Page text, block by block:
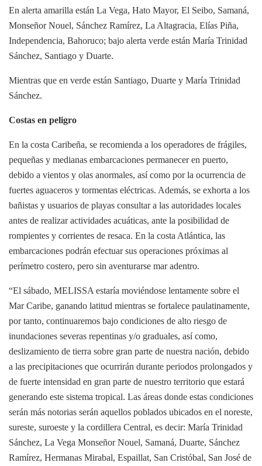
En alerta amarilla están La Vega, Hato Mayor, El Seibo, Samaná,
Monseñor Nouel, Sánchez Ramírez, La Altagracia, Elías Piña,
Independencia, Bahoruco; bajo alerta verde están María Trinidad
Sánchez, Santiago y Duarte.
Mientras que en verde están Santiago, Duarte y María Trinidad
Sánchez.
Costas en peligro
En la costa Caribeña, se recomienda a los operadores de frágiles,
pequeñas y medianas embarcaciones permanecer en puerto,
debido a vientos y olas anormales, así como por la ocurrencia de
fuertes aguaceros y tormentas eléctricas. Además, se exhorta a los
bañistas y usuarios de playas consultar a las autoridades locales
antes de realizar actividades acuáticas, ante la posibilidad de
rompientes y corrientes de resaca. En la costa Atlántica, las
embarcaciones podrán efectuar sus operaciones próximas al
perímetro costero, pero sin aventurarse mar adentro.
“El sábado, MELISSA estaría moviéndose lentamente sobre el
Mar Caribe, ganando latitud mientras se fortalece paulatinamente,
por tanto, continuaremos bajo condiciones de alto riesgo de
inundaciones severas repentinas y/o graduales, así como,
deslizamiento de tierra sobre gran parte de nuestra nación, debido
a las precipitaciones que ocurrirán durante periodos prolongados y
de fuerte intensidad en gran parte de nuestro territorio que estará
generando este sistema tropical. Las áreas donde estas condiciones
serán más notorias serán aquellos poblados ubicados en el noreste,
sureste, suroeste y la cordillera Central, es decir: María Trinidad
Sánchez, La Vega Monseñor Nouel, Samaná, Duarte, Sánchez
Ramírez, Hermanas Mirabal, Espaillat, San Cristóbal, San José de